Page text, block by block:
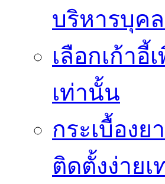
บริหารบุค
เลือกเก้า
เท่านั้น
กระเบื้อง
ติดตั้งง่าย